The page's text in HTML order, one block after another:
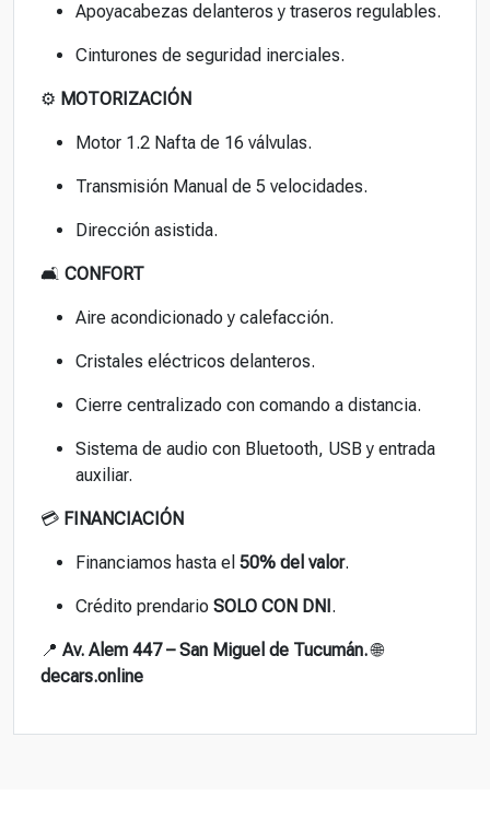
Apoyacabezas delanteros y traseros regulables.
Cinturones de seguridad inerciales.
⚙ MOTORIZACIÓN
Motor 1.2 Nafta de 16 válvulas.
Transmisión Manual de 5 velocidades.
Dirección asistida.
🛋 CONFORT
Aire acondicionado y calefacción.
Cristales eléctricos delanteros.
Cierre centralizado con comando a distancia.
Sistema de audio con Bluetooth, USB y entrada
auxiliar.
💳 FINANCIACIÓN
Financiamos hasta el 50% del valor.
Crédito prendario SOLO CON DNI.
📍 Av. Alem 447 – San Miguel de Tucumán.🌐
decars.online